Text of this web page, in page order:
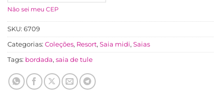
Não sei meu CEP
SKU: 6709
Categorias: Coleções, Resort, Saia midi, Saias
Tags: bordada, saia de tule